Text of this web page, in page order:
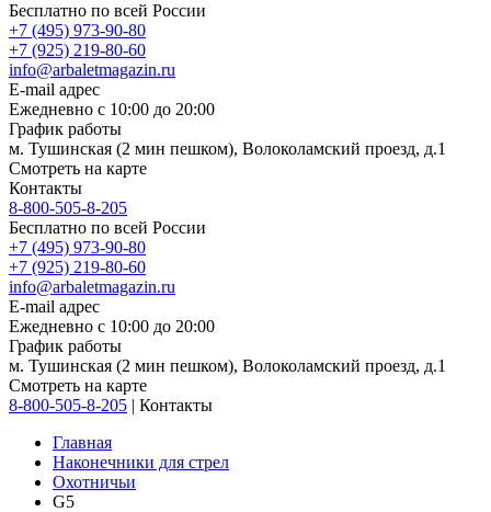
Бесплатно по всей России
+7 (495) 973-90-80
+7 (925) 219-80-60
info@arbaletmagazin.ru
E-mail адрес
Ежедневно с 10:00 до 20:00
График работы
м. Тушинская (2 мин пешком), Волоколамский проезд, д.1
Смотреть на карте
Контакты
8-800-505-8-205
Бесплатно по всей России
+7 (495) 973-90-80
+7 (925) 219-80-60
info@arbaletmagazin.ru
E-mail адрес
Ежедневно с 10:00 до 20:00
График работы
м. Тушинская (2 мин пешком), Волоколамский проезд, д.1
Смотреть на карте
8-800-505-8-205 | Контакты
Главная
Наконечники для стрел
Охотничьи
G5